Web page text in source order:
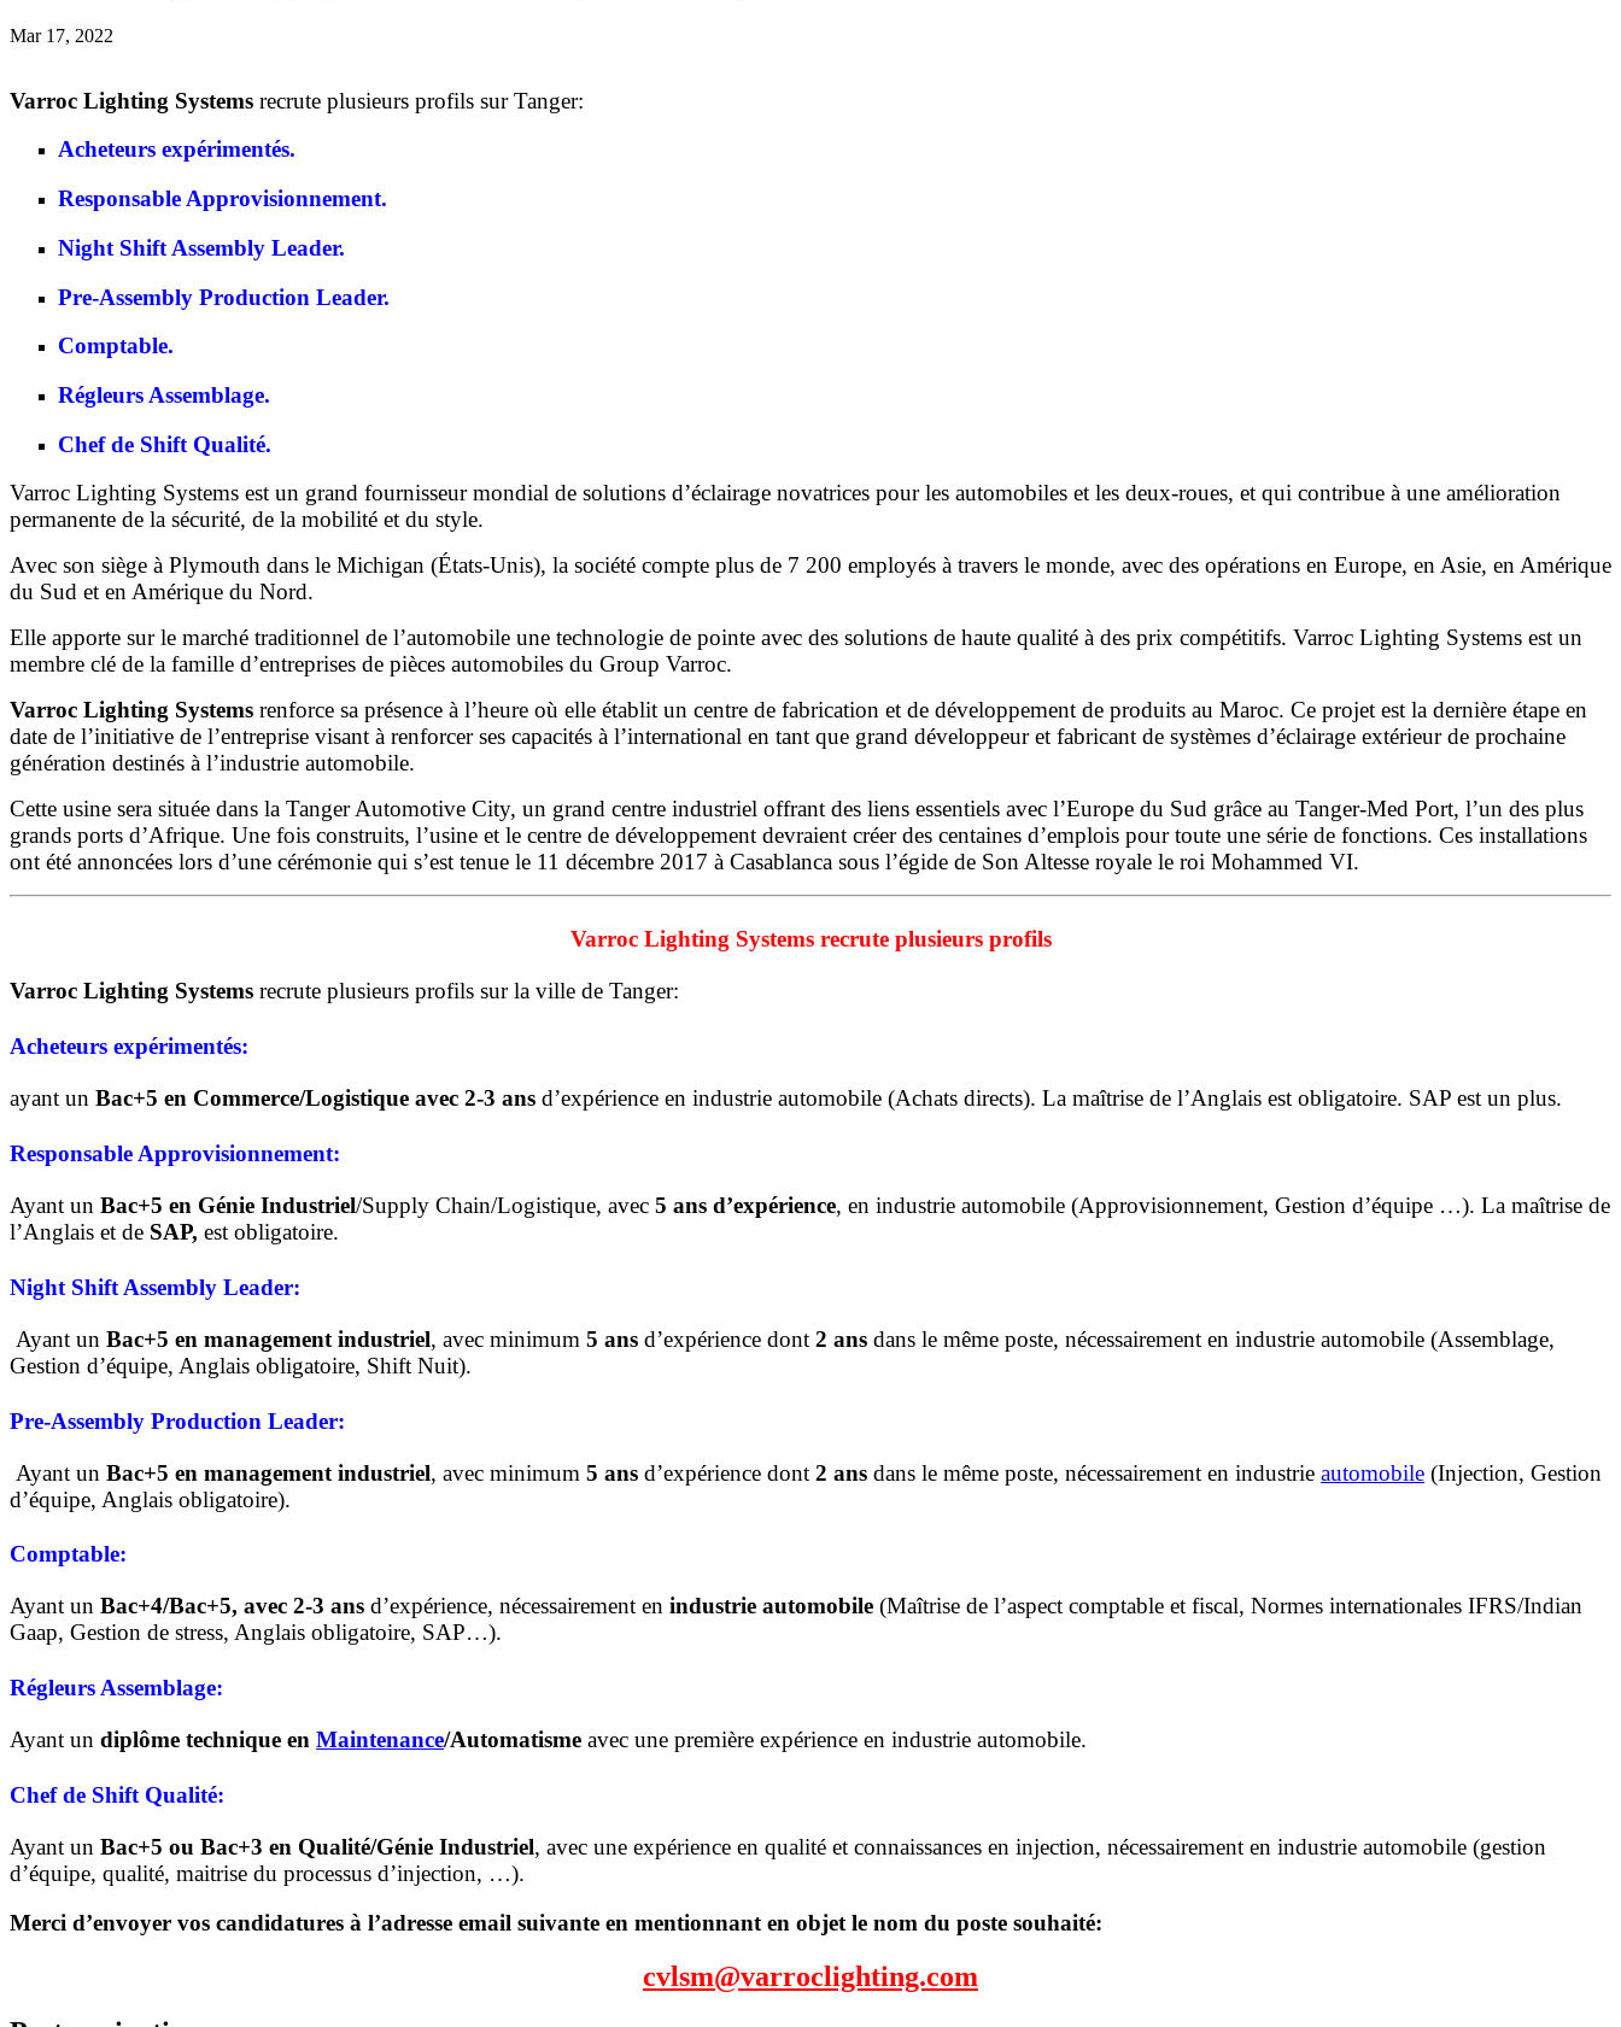
Mar 17, 2022
Varroc Lighting Systems recrute plusieurs profils sur Tanger:
Acheteurs expérimentés.
Responsable Approvisionnement.
Night Shift Assembly Leader.
Pre-Assembly Production Leader.
Comptable.
Régleurs Assemblage.
Chef de Shift Qualité.
Varroc Lighting Systems est un grand fournisseur mondial de solutions d’éclairage novatrices pour les automobiles et les deux-roues, et qui contribue à une amélioration
permanente de la sécurité, de la mobilité et du style.
Avec son siège à Plymouth dans le Michigan (États-Unis), la société compte plus de 7 200 employés à travers le monde, avec des opérations en Europe, en Asie, en Amérique
du Sud et en Amérique du Nord.
Elle apporte sur le marché traditionnel de l’automobile une technologie de pointe avec des solutions de haute qualité à des prix compétitifs. Varroc Lighting Systems est un
membre clé de la famille d’entreprises de pièces automobiles du Group Varroc.
Varroc Lighting Systems renforce sa présence à l’heure où elle établit un centre de fabrication et de développement de produits au Maroc. Ce projet est la dernière étape en
date de l’initiative de l’entreprise visant à renforcer ses capacités à l’international en tant que grand développeur et fabricant de systèmes d’éclairage extérieur de prochaine
génération destinés à l’industrie automobile.
Cette usine sera située dans la Tanger Automotive City, un grand centre industriel offrant des liens essentiels avec l’Europe du Sud grâce au Tanger-Med Port, l’un des plus
grands ports d’Afrique. Une fois construits, l’usine et le centre de développement devraient créer des centaines d’emplois pour toute une série de fonctions. Ces installations
ont été annoncées lors d’une cérémonie qui s’est tenue le 11 décembre 2017 à Casablanca sous l’égide de Son Altesse royale le roi Mohammed VI.
Varroc Lighting Systems recrute plusieurs profils
Varroc Lighting Systems recrute plusieurs profils sur la ville de Tanger:
Acheteurs expérimentés:
ayant un Bac+5 en Commerce/Logistique avec 2-3 ans d’expérience en industrie automobile (Achats directs). La maîtrise de l’Anglais est obligatoire. SAP est un plus.
Responsable Approvisionnement:
Ayant un Bac+5 en Génie Industriel/Supply Chain/Logistique, avec 5 ans d’expérience, en industrie automobile (Approvisionnement, Gestion d’équipe …). La maîtrise de
l’Anglais et de SAP, est obligatoire.
Night Shift Assembly Leader:
Ayant un Bac+5 en management industriel, avec minimum 5 ans d’expérience dont 2 ans dans le même poste, nécessairement en industrie automobile (Assemblage,
Gestion d’équipe, Anglais obligatoire, Shift Nuit).
Pre-Assembly Production Leader:
Ayant un Bac+5 en management industriel, avec minimum 5 ans d’expérience dont 2 ans dans le même poste, nécessairement en industrie automobile (Injection, Gestion
d’équipe, Anglais obligatoire).
Comptable:
Ayant un Bac+4/Bac+5, avec 2-3 ans d’expérience, nécessairement en industrie automobile (Maîtrise de l’aspect comptable et fiscal, Normes internationales IFRS/Indian
Gaap, Gestion de stress, Anglais obligatoire, SAP…).
Régleurs Assemblage:
Ayant un diplôme technique en Maintenance/Automatisme avec une première expérience en industrie automobile.
Chef de Shift Qualité:
Ayant un Bac+5 ou Bac+3 en Qualité/Génie Industriel, avec une expérience en qualité et connaissances en injection, nécessairement en industrie automobile (gestion
d’équipe, qualité, maitrise du processus d’injection, …).
Merci d’envoyer vos candidatures à l’adresse email suivante en mentionnant en objet le nom du poste souhaité:
cvlsm@varroclighting.com